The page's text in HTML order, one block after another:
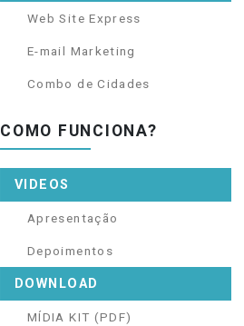
Web Site Express
E-mail Marketing
Combo de Cidades
COMO FUNCIONA?
VIDEOS
Apresentação
Depoimentos
DOWNLOAD
MÍDIA KIT (PDF)